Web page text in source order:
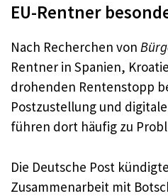
EU-Rentner
Nach Recherchen von
Rentner in Spanien,
drohenden Rentenstopp
Postzustellung und
führen dort häufig zu
Die Deutsche Post
Zusammenarbeit mit